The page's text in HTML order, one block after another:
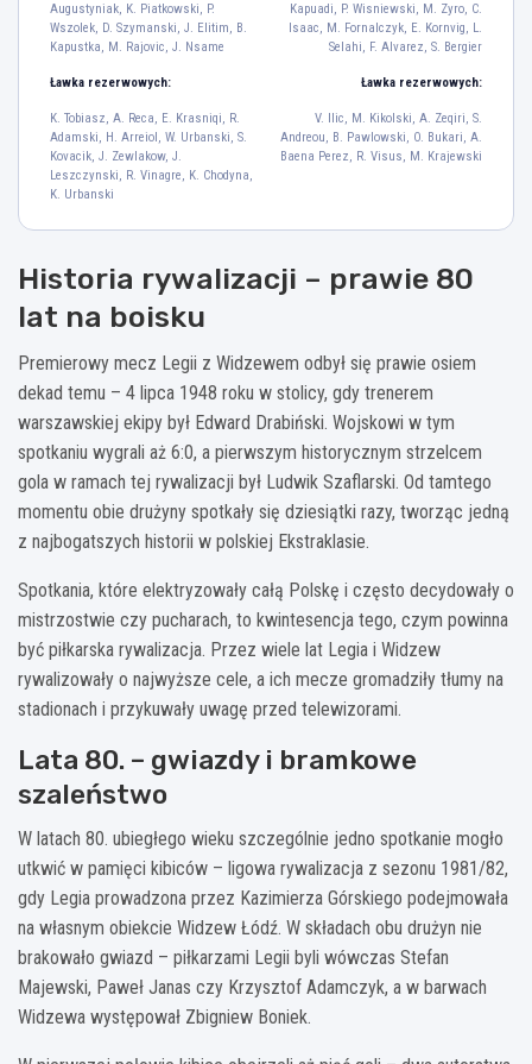
P. Kun
23 12
K. Piatkowski
91
P. Wszolek
7
M. Rajovic
29
J. Nsame
18
1
B. Dragowski
S. Kozlovsky S. Kapuadi
7
M. Fornalczyk
8
E. Kornvig
10
F. Alvarez
Augustyniak, K. Piatkowski, P.
Wszolek, D. Szymanski, J. Elitim, B.
Kapustka, M. Rajovic, J. Nsame
Kapuadi, P. Wisniewski, M. Zyro, C.
Isaac, M. Fornalczyk, E. Kornvig, L.
Selahi, F. Alvarez, S. Bergier
Ławka rezerwowych: Ławka rezerwowych:
K. Tobiasz, A. Reca, E. Krasniqi, R.
Adamski, H. Arreiol, W. Urbanski, S.
Kovacik, J. Zewlakow, J.
Leszczynski, R. Vinagre, K. Chodyna,
K. Urbanski
V. Ilic, M. Kikolski, A. Zeqiri, S.
Andreou, B. Pawlowski, O. Bukari, A.
Baena Perez, R. Visus, M. Krajewski
Historia rywalizacji – prawie 80
lat na boisku
Premierowy mecz Legii z Widzewem odbył się prawie osiem
dekad temu – 4 lipca 1948 roku w stolicy, gdy trenerem
warszawskiej ekipy był Edward Drabiński. Wojskowi w tym
spotkaniu wygrali aż 6:0, a pierwszym historycznym strzelcem
gola w ramach tej rywalizacji był Ludwik Szaflarski. Od tamtego
momentu obie drużyny spotkały się dziesiątki razy, tworząc jedną
z najbogatszych historii w polskiej Ekstraklasie.
Spotkania, które elektryzowały całą Polskę i często decydowały o
mistrzostwie czy pucharach, to kwintesencja tego, czym powinna
być piłkarska rywalizacja. Przez wiele lat Legia i Widzew
rywalizowały o najwyższe cele, a ich mecze gromadziły tłumy na
stadionach i przykuwały uwagę przed telewizorami.
Lata 80. – gwiazdy i bramkowe
szaleństwo
W latach 80. ubiegłego wieku szczególnie jedno spotkanie mogło
utkwić w pamięci kibiców – ligowa rywalizacja z sezonu 1981/82,
gdy Legia prowadzona przez Kazimierza Górskiego podejmowała
na własnym obiekcie Widzew Łódź. W składach obu drużyn nie
brakowało gwiazd – piłkarzami Legii byli wówczas Stefan
Majewski, Paweł Janas czy Krzysztof Adamczyk, a w barwach
Widzewa występował Zbigniew Boniek.